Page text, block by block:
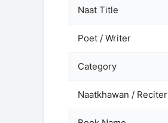
Naat Title
Poet / Writer
Category
Naatkhawan / Reciter